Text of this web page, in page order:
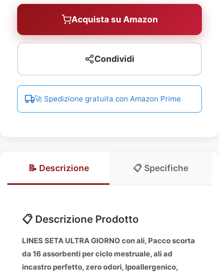
Acquista su Amazon
Condividi
🚀 Spedizione gratuita con Amazon Prime
📝 Descrizione 📋 Specifiche
📋 Descrizione Prodotto
LINES SETA ULTRA GIORNO con ali, Pacco scorta
da 16 assorbenti per ciclo mestruale, ali ad
incastro perfetto, zero odori, Ipoallergenico,